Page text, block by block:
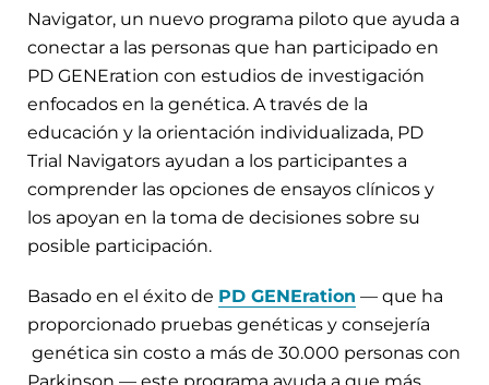
Navigator, un nuevo programa piloto que ayuda a
conectar a las personas que han participado en
PD GENEration con estudios de investigación
enfocados en la genética. A través de la
educación y la orientación individualizada, PD
Trial Navigators ayudan a los participantes a
comprender las opciones de ensayos clínicos y
los apoyan en la toma de decisiones sobre su
posible participación.
Basado en el éxito de PD GENEration — que ha
proporcionado pruebas genéticas y consejería
genética sin costo a más de 30.000 personas con